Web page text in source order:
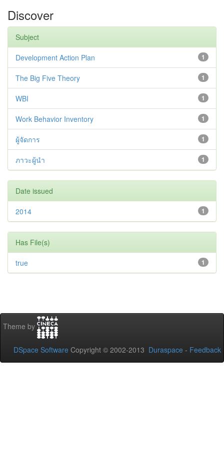
Discover
Subject
1
Development Action Plan
1
The Big Five Theory
1
WBI
1
Work Behavior Inventory
1
ผู้จัดการ
1
ภาวะผู้นำ
Date issued
1
2014
Has File(s)
1
true
Theme by
DSpace Software Copyright © 2002-2013 Duraspace - Feedback